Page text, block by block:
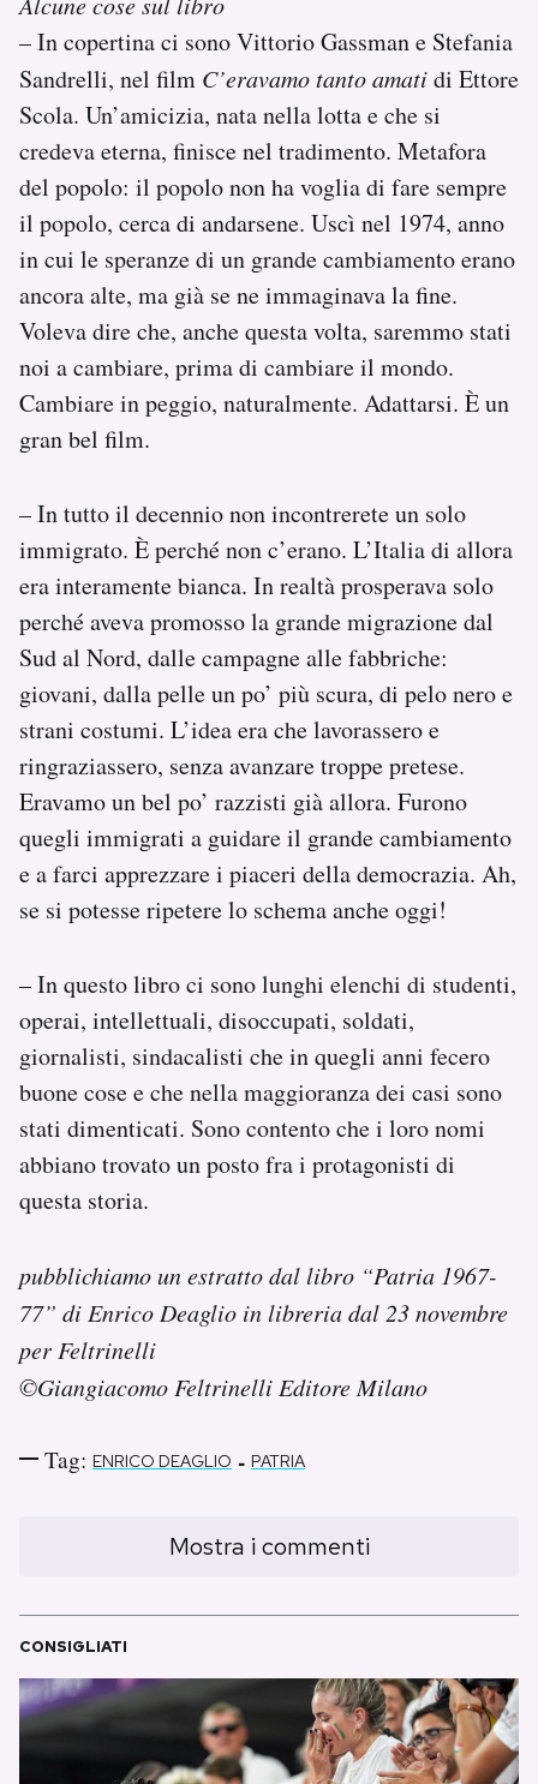
– In copertina ci sono Vittorio Gassman e Stefania
Sandrelli, nel film C’eravamo tanto amatidi Ettore
Scola. Un’amicizia, nata nella lotta e che si
credeva eterna, finisce nel tradimento. Metafora
del popolo: il popolo non ha voglia di fare sempre
il popolo, cerca di andarsene. Uscì nel 1974, anno
in cui le speranze di un grande cambiamento erano
ancora alte, ma già se ne immaginava la fine.
Voleva dire che, anche questa volta, saremmo stati
noi a cambiare, prima di cambiare il mondo.
Cambiare in peggio, naturalmente. Adattarsi. È un
gran bel film.
– In tutto il decennio non incontrerete un solo
immigrato. È perché non c’erano. L’Italia di allora
era interamente bianca. In realtà prosperava solo
perché aveva promosso la grande migrazione dal
Sud al Nord, dalle campagne alle fabbriche:
giovani, dalla pelle un po’ più scura, di pelo nero e
strani costumi. L’idea era che lavorassero e
ringraziassero, senza avanzare troppe pretese.
Eravamo un bel po’ razzisti già allora. Furono
quegli immigrati a guidare il grande cambiamento
e a farci apprezzare i piaceri della democrazia. Ah,
se si potesse ripetere lo schema anche oggi!
– In questo libro ci sono lunghi elenchi di studenti,
operai, intellettuali, disoccupati, soldati,
giornalisti, sindacalisti che in quegli anni fecero
buone cose e che nella maggioranza dei casi sono
stati dimenticati. Sono contento che i loro nomi
abbiano trovato un posto fra i protagonisti di
questa storia.
pubblichiamo un estratto dal libro “Patria 1967-
77” di Enrico Deaglio in libreria dal 23 novembre
per Feltrinelli
©Giangiacomo Feltrinelli Editore Milano
Tag: ENRICO DEAGLIO - PATRIA
Mostra i commenti
CONSIGLIATI